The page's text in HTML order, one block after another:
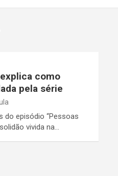
como
pela série
do episódio “Pessoas
vivida na…